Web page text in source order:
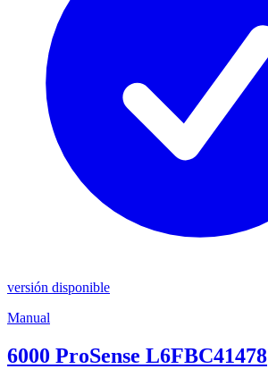
versión disponible
Manual
6000 ProSense L6FBC41478